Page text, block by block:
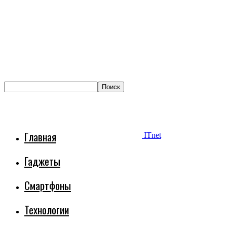
ITnet
Главная
Гаджеты
Смартфоны
Технологии